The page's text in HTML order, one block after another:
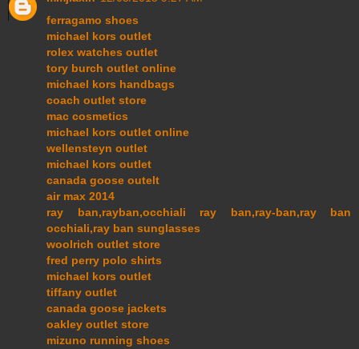
ferragamo shoes
michael kors outlet
rolex watches outlet
tory burch outlet online
michael kors handbags
coach outlet store
mac cosmetics
michael kors outlet online
wellensteyn outlet
michael kors outlet
canada goose outelt
air max 2014
ray ban,rayban,occhiali ray ban,ray-ban,ray ban
occhiali,ray ban sunglasses
woolrich outlet store
fred perry polo shirts
michael kors outlet
tiffany outlet
canada goose jackets
oakley outlet store
mizuno running shoes